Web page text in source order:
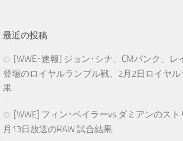
最近の投稿
[WWE･速報] ジョン･シナ、CMパンク、
登場のロイヤルランブル戦、2月2日ロイヤル
果
[WWE] フィン･ベイラーvs.ダミアンのス
月13日放送のRAW 試合結果